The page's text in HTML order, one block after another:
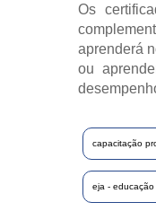
Os
aprenderá
ou
capacitação
eja -